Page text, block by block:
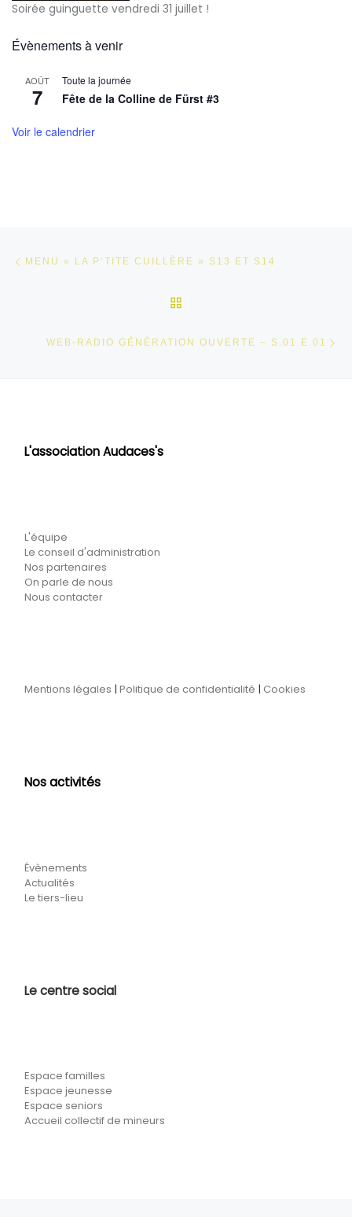
Soirée guinguette vendredi 31 juillet !
Évènements à venir
AOÛT
7
Toute la journée
Fête de la Colline de Fürst #3
Voir le calendrier
MENU « LA P’TITE CUILLÈRE » S13 ET S14
WEB-RADIO GÉNÉRATION OUVERTE – S.01 E.01
L'association Audaces's
L'équipe
Le conseil d'administration
Nos partenaires
On parle de nous
Nous contacter
Mentions légales |Politique de confidentialité |Cookies
Nos activités
Évènements
Actualités
Le tiers-lieu
Le centre social
Espace familles
Espace jeunesse
Espace seniors
Accueil collectif de mineurs